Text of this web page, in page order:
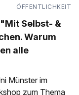
ÖFFENTLICHKEIT
Selbst- &
Warum
alle
Münster im
zum Thema